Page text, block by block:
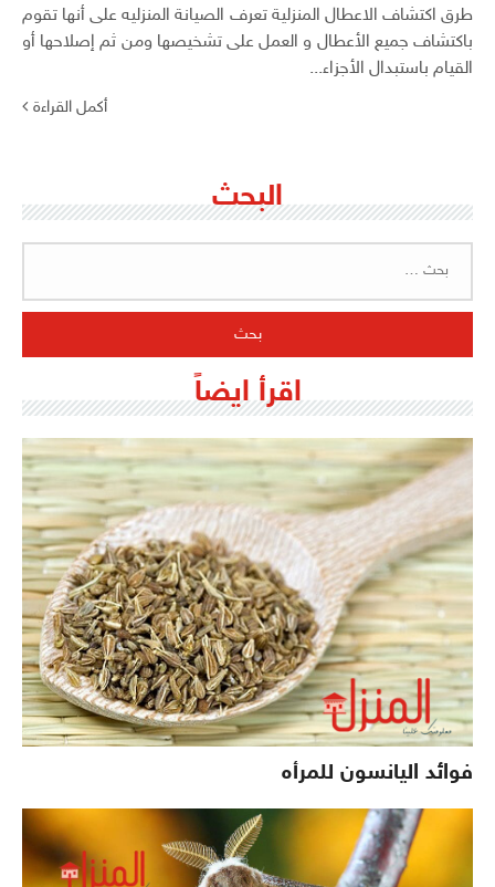
طرق اكتشاف الاعطال المنزلية تعرف الصيانة المنزليه على أنها تقوم
باكتشاف جميع الأعطال و العمل على تشخيصها ومن ثم إصلاحها أو
القيام باستبدال الأجزاء...
أكمل القراءة
البحث
اقرأ ايضاً
فوائد اليانسون للمرأه